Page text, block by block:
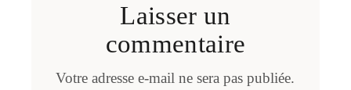
Laisser un
commentaire
Votre adresse e-mail ne sera pas publiée.